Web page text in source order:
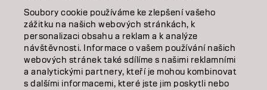
BARVA
PÉČE
TEXTURA
Soubory cookie používáme ke zlepšení vašeho
zážitku na našich webových stránkách, k
personalizaci obsahu a reklam a k analýze
návštěvnosti. Informace o vašem používání našich
webových stránek také sdílíme s našimi reklamními
a analytickými partnery, kteří je mohou kombinovat
s dalšími informacemi, které jste jim poskytli nebo